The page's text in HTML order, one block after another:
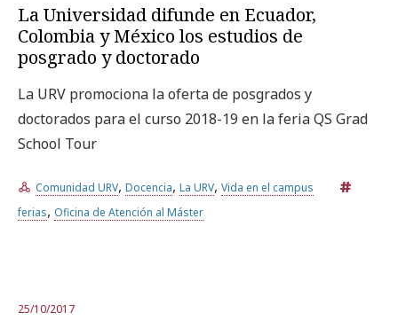
COMUNIDAD URV
REPORTAJES
Ámbitos universitarios
Prueba la búsqueda avanzada
La Universidad difunde en Ecuador,
Colombia y México los estudios de
posgrado y doctorado
La URV promociona la oferta de posgrados y
doctorados para el curso 2018-19 en la feria QS Grad
School Tour
Comunidad URV, Docencia, La URV, Vida en el campus
ferias, Oficina de Atención al Máster
25/10/2017